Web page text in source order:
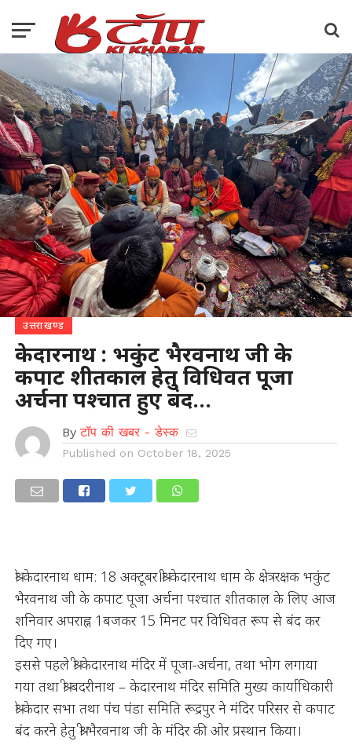
उत्तराखण्ड
केदारनाथ : भकुंट भैरवनाथ जी के
कपाट शीतकाल हेतु विधिवत पूजा
अर्चना पश्चात हुए बंद…
By टॉप की खबर - डेस्क
Published on October 18, 2025
श्री केदारनाथ धाम: 18 अक्टूबर।श्री केदारनाथ धाम के क्षेत्ररक्षक भकुंट
भैरवनाथ जी के कपाट पूजा अर्चना पश्चात शीतकाल के लिए आज
शनिवार अपराह्न 1बजकर 15 मिनट पर विधिवत रूप से बंद कर
दिए गए।
इससे पहले श्री केदारनाथ मंदिर में पूजा-अर्चना, तथा भोग लगाया
गया तथा श्री बदरीनाथ – केदारनाथ मंदिर समिति मुख्य कार्याधिकारी
श्री केदार सभा तथा पंच पंडा समिति रूद्रपुर ने मंदिर परिसर से कपाट
बंद करने हेतु श्री भैरवनाथ जी के मंदिर की ओर प्रस्थान किया।